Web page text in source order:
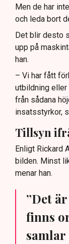
Men de har
och leda bort
Det blir desto
upp på
han.
– Vi har fått
utbildning
från sådana
insatsstyrkor,
Tillsyn
Enligt Rickard
bilden. Minst
menar han.
”Det
finns